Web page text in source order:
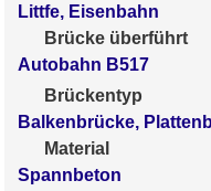
Littfe, Eisenbahn
Brücke überführt
Autobahn B517
Brückentyp
Balkenbrücke,
Material
Spannbeton